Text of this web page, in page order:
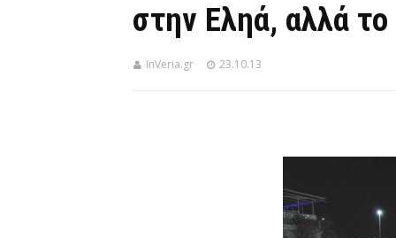
στην Εληά, αλλά
InVeria.gr 23.10.13